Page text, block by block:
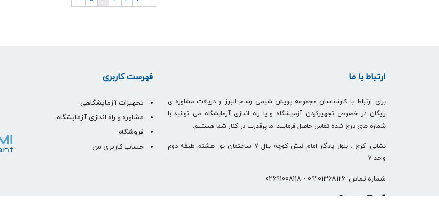
ارتباط با ما
برای ارتباط با کارشناسان مجموعه پویش شیمی رسام البرز و دریافت مشاوره ی
رایگان در خصوص تجهیزکردن آزمایشگاه و یا راه اندازی آزمایشگاه می توانید با
شماره های درج شده تماس حاصل فرمایید. ما پرقدرت در کنار شما هستیم.
نشانی: کرج . بلوار یادگار امام نبش کوچه بلال 7 ساختمان نور هشتم طبقه دوم
واحد 7
شماره تماس: 09901368126
-
02691008118
فهرست کاربری
تجهیزات آزمایشگاهی
مشاوره و راه اندازی آزمایشگاه
فروشگاه
حساب کاربری من